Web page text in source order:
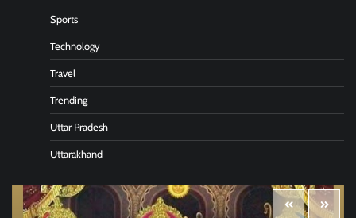
Sports
Technology
Travel
Trending
Uttar Pradesh
Uttarakhand